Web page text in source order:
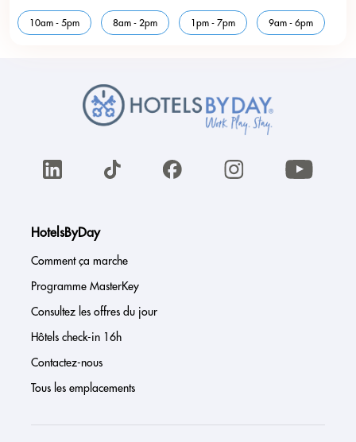
10am - 5pm 8am - 2pm 1pm - 7pm 9am - 6pm
HotelsByDay
Comment ça marche
Programme MasterKey
Consultez les offres du jour
Hôtels check-in 16h
Contactez-nous
Tous les emplacements